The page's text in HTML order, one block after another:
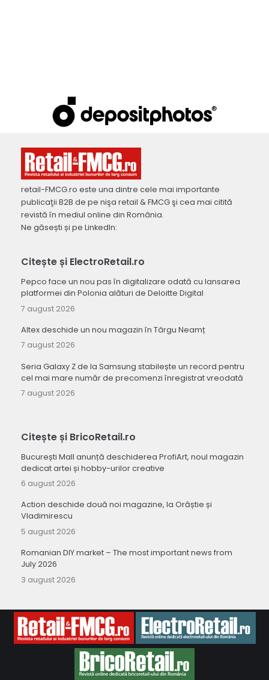
retail-FMCG.ro este una dintre cele mai importante
publicaţii B2B de pe nişa retail & FMCG şi cea mai citită
revistă în mediul online din România.
Ne găsești și pe LinkedIn:
Citește și ElectroRetail.ro
Pepco face un nou pas în digitalizare odată cu lansarea
platformei din Polonia alături de Deloitte Digital
7 august 2026
Altex deschide un nou magazin în Târgu Neamț
7 august 2026
Seria Galaxy Z de la Samsung stabilește un record pentru
cel mai mare număr de precomenzi înregistrat vreodată
7 august 2026
Citește și BricoRetail.ro
București Mall anunță deschiderea ProfiArt, noul magazin
dedicat artei și hobby-urilor creative
6 august 2026
Action deschide două noi magazine, la Orăștie și
Vladimirescu
5 august 2026
Romanian DIY market – The most important news from
July 2026
3 august 2026